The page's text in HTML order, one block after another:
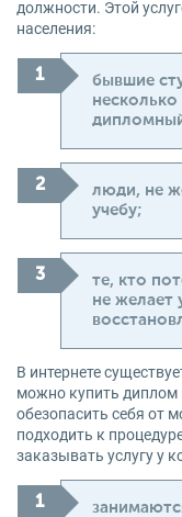
должности. Этой
населения:
бывшие
люди, не
учебу;
те, кто
не желает
В интернете
можно купить диплом
обезопасить себя от
подходить к
заказывать услугу у